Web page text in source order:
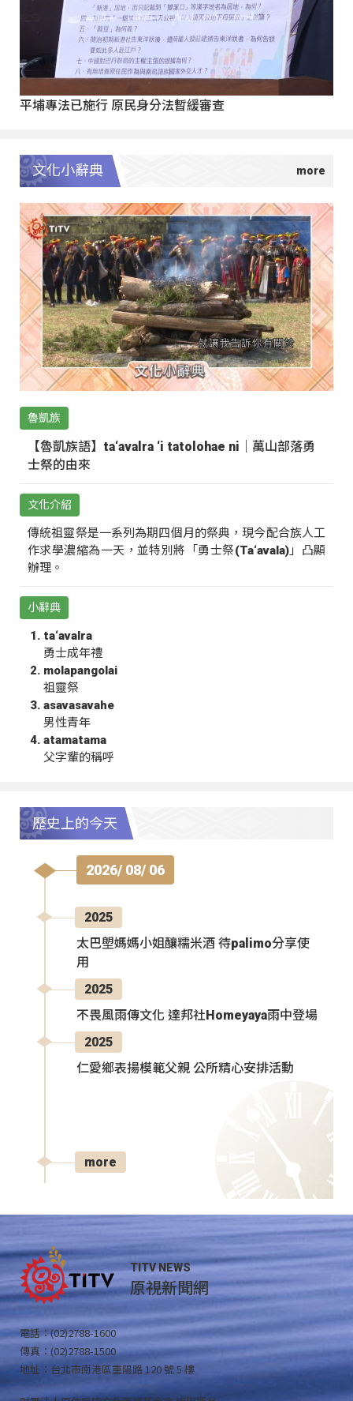
平埔專法已施行 原民身分法暫緩審查
文化小辭典
魯凱族
【魯凱族語】ta‘avalra ‘i tatolohae ni｜萬山部落勇
士祭的由來
文化介紹
傳統祖靈祭是一系列為期四個月的祭典，現今配合族人工
作求學濃縮為一天，並特別將「勇士祭(Ta‘avala)」凸顯
辦理。
小辭典
ta‘avalra
勇士成年禮
molapangolai
祖靈祭
asavasavahe
男性青年
atamatama
父字輩的稱呼
歷史上的今天
2026/ 08/ 06
2025
太巴塱媽媽小姐釀糯米酒 待palimo分享使
用
2025
不畏風雨傳文化 達邦社Homeyaya雨中登場
2025
仁愛鄉表揚模範父親 公所精心安排活動
more
TITV NEWS
原視新聞網
電話：(02)2788-1600
傳真：(02)2788-1500
地址：台北市南港區重陽路 120 號 5 樓